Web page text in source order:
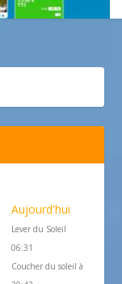
Aujourd'hui
Lever du Soleil
06:31
Coucher du soleil à